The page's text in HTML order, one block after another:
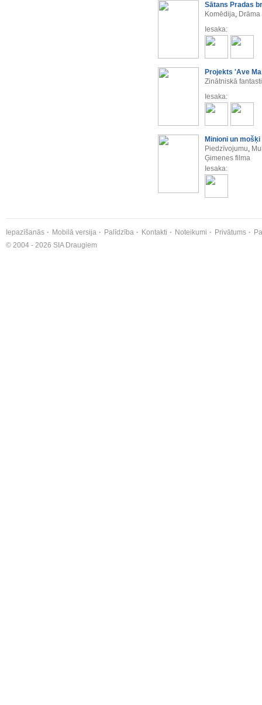
Sātans Pradas
Komēdija, Drāma
Iesaka:
Projekts 'Ave
Zinātniskā
Iesaka:
Minioni un mošķi
Piedzīvojumu,
Ģimenes filma
Iesaka:
Iepazīšanās Mobilā versija Palīdzība Kontakti Noteikumi Privātums
© 2004 - 2026 SIA Draugiem